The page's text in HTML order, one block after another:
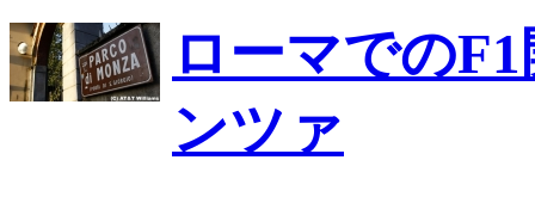
ローマでの
ンツァ